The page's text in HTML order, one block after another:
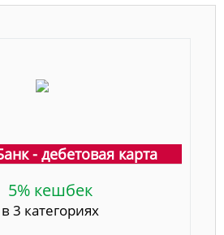
- дебетовая карта
5% кешбек
в 3 категориях